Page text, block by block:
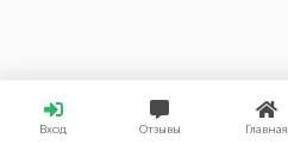
Вход Отзывы Главная